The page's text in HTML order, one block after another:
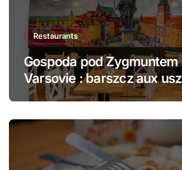
Restaurants
Gospoda pod Zygmuntem
Varsovie : barszcz aux
pierogi face au Château